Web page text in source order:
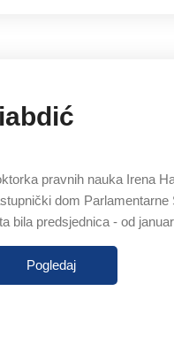
pravnih nauka Irena
dom
bila predsjednica - od
Pogledaj